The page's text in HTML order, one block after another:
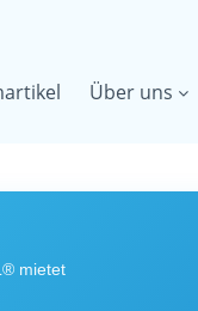
Über uns
mietet